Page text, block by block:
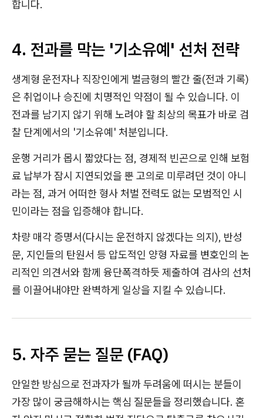
합니다.
4. 전과를 막는 '기소유예' 선처 전략
생계형 운전자나 직장인에게 벌금형의 빨간 줄(전과 기록)
은 취업이나 승진에 치명적인 약점이 될 수 있습니다. 이
전과를 남기지 않기 위해 노려야 할 최상의 목표가 바로 검
찰 단계에서의 '기소유예' 처분입니다.
운행 거리가 몹시 짧았다는 점, 경제적 빈곤으로 인해 보험
료 납부가 잠시 지연되었을 뿐 고의로 미루려던 것이 아니
라는 점, 과거 어떠한 형사 처벌 전력도 없는 모범적인 시
민이라는 점을 입증해야 합니다.
차량 매각 증명서(다시는 운전하지 않겠다는 의지), 반성
문, 지인들의 탄원서 등 압도적인 양형 자료를 변호인의 논
리적인 의견서와 함께 융단폭격하듯 제출하여 검사의 선처
를 이끌어내야만 완벽하게 일상을 지킬 수 있습니다.
5. 자주 묻는 질문 (FAQ)
안일한 방심으로 전과자가 될까 두려움에 떠시는 분들이
가장 많이 궁금해하시는 핵심 질문들을 정리했습니다. 혼